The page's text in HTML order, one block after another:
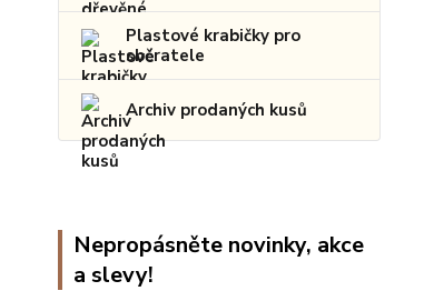
Plastové krabičky pro
sběratele
Archiv prodaných kusů
Nepropásněte novinky, akce
a slevy!